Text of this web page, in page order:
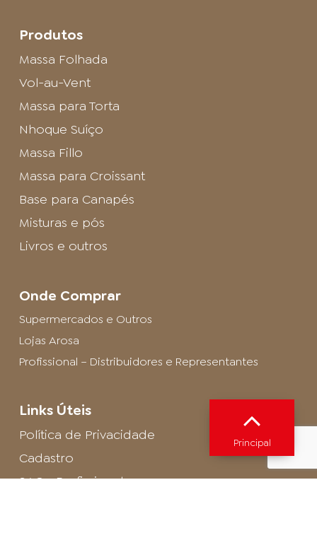
Produtos
Massa Folhada
Vol-au-Vent
Massa para Torta
Nhoque Suíço
Massa Fillo
Massa para Croissant
Base para Canapés
Misturas e pós
Livros e outros
Onde Comprar
Supermercados e Outros
Lojas Arosa
Profissional – Distribuidores e Representantes
Links Úteis
Política de Privacidade
Cadastro
SAC - Profissional
Principal